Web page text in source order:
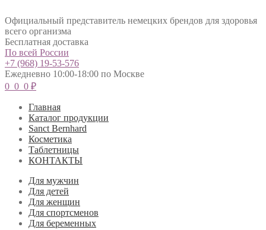
Официальный представитель немецких брендов для здоровья
всего организма
Бесплатная доставка
По всей России
+7 (968) 19-53-576
Ежедневно 10:00-18:00 по Москве
0 0 0 ₽
Главная
Каталог продукции
Sanct Bernhard
Косметика
Таблетницы
КОНТАКТЫ
Для мужчин
Для детей
Для женщин
Для спортсменов
Для беременных